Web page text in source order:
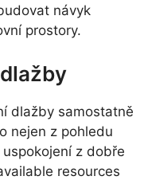
návyk
prostory.
dlažby samostatně
nejen z pohledu
z dobře
resources